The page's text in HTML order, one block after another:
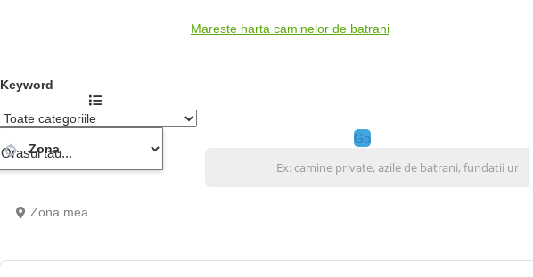
Mareste harta caminelor de batrani
Go
Keyword
Zona
Zona mea